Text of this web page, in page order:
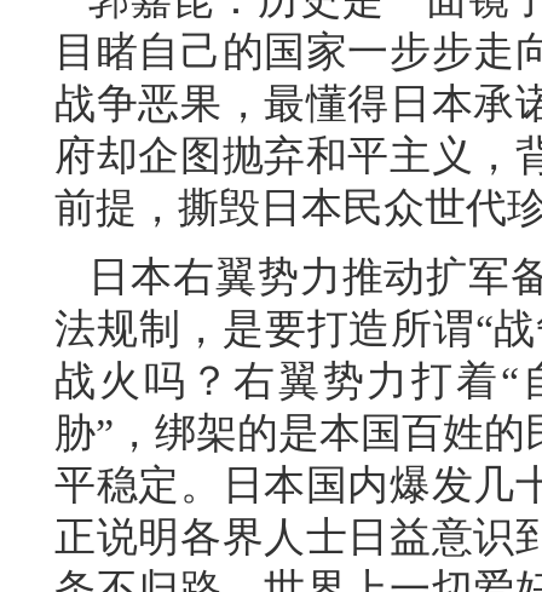
目睹自己的国家一步步走
战争恶果，最懂得日本承
府却企图抛弃和平主义，
前提，撕毁日本民众世代
日本右翼势力推动扩军
法规制，是要打造所谓“
战火吗？右翼势力打着“
胁”，绑架的是本国百姓
平稳定。日本国内爆发几
正说明各界人士日益意识